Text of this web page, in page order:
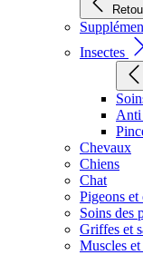
Insectes
Anti
Chevaux
Chiens
Chat
Pigeons et
Soins des
Griffes et
Muscles